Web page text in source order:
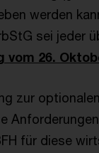
werden
sei jeder
vom 26.
zur
für diese